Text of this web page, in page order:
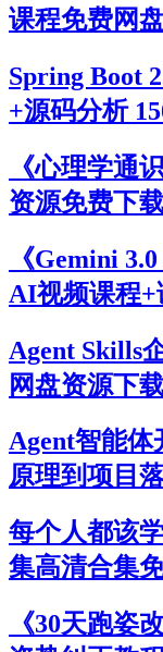
课程免费网
Spring Boot
+源码分析
《心理学通
资源免费下
《Gemini
AI视频课程
Agent Skills
网盘资源下
Agent智能体
原理到项目
每个人都该
集高清合集
《30天跑姿